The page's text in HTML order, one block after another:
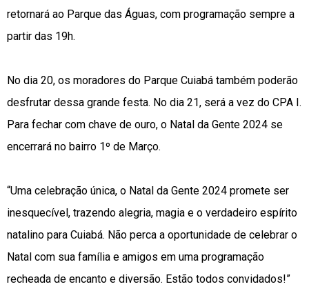
retornará ao Parque das Águas, com programação sempre a
partir das 19h.
No dia 20, os moradores do Parque Cuiabá também poderão
desfrutar dessa grande festa. No dia 21, será a vez do CPA I.
Para fechar com chave de ouro, o Natal da Gente 2024 se
encerrará no bairro 1º de Março.
“Uma celebração única, o Natal da Gente 2024 promete ser
inesquecível, trazendo alegria, magia e o verdadeiro espírito
natalino para Cuiabá. Não perca a oportunidade de celebrar o
Natal com sua família e amigos em uma programação
recheada de encanto e diversão. Estão todos convidados!”